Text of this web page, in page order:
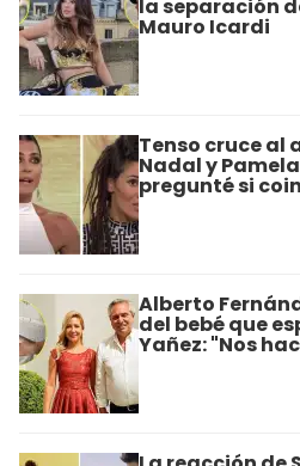
la separación
Mauro Icardi
Tenso cruce al
Nadal y
pregunté si
Alberto
del bebé que
Yañez: "Nos